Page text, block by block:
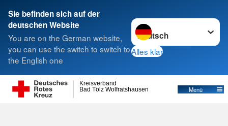
Sie befinden sich auf der
deutschen Website
You are on the German website,
you can use the switch to switch to
the English one
Sprache wechseln zu
Alles klar
Bad Tölz Wolfratshausen
Kreisverband
Menü
Suche